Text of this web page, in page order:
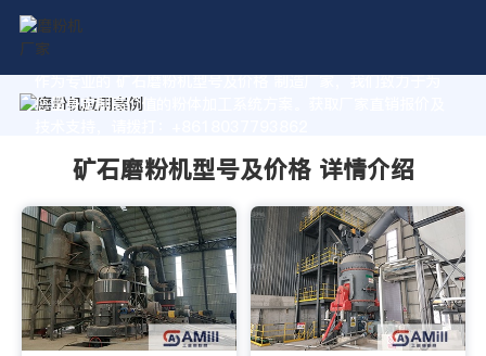
作为专业的 矿石磨粉机型号及价格 制造厂家，我们致力于为
您量身定制高价值的粉体加工系统方案。获取厂家直销报价及
矿石磨粉机型号及价格 详情介绍